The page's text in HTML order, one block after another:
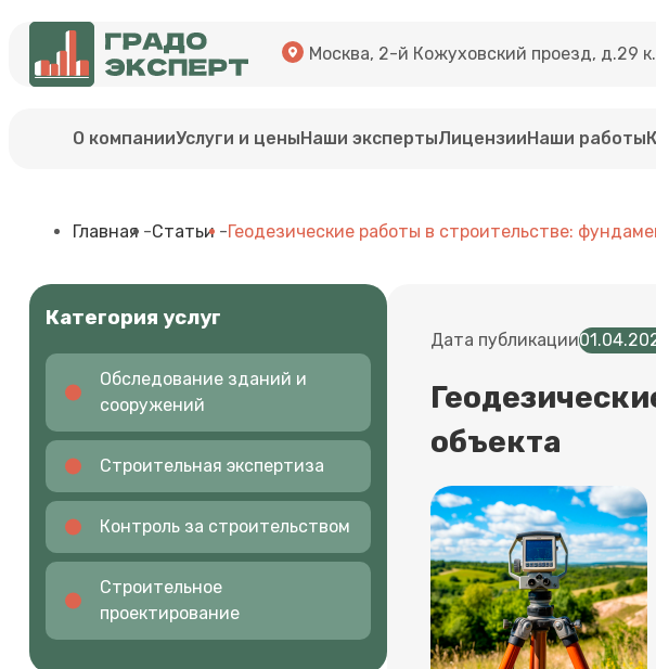
Москва, 2-й Кожуховский проезд, д.29
О компанииУслуги и ценыНаши экспертыЛицензииНаши работы
Главная -Статьи -Геодезические работы в строительстве:
Категория услуг
Обследование зданий и
сооружений
Строительная экспертиза
Контроль за строительством
Строительное
проектирование
Дата публикации
объекта